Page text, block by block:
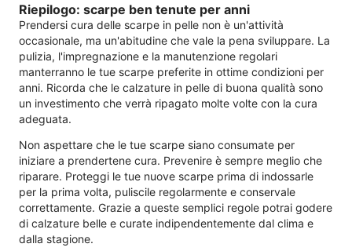
Riepilogo: scarpe ben tenute per anni
Prendersi cura delle scarpe in pelle non è un'attività
occasionale, ma un'abitudine che vale la pena sviluppare. La
pulizia, l'impregnazione e la manutenzione regolari
manterranno le tue scarpe preferite in ottime condizioni per
anni. Ricorda che le calzature in pelle di buona qualità sono
un investimento che verrà ripagato molte volte con la cura
adeguata.
Non aspettare che le tue scarpe siano consumate per
iniziare a prendertene cura. Prevenire è sempre meglio che
riparare. Proteggi le tue nuove scarpe prima di indossarle
per la prima volta, puliscile regolarmente e conservale
correttamente. Grazie a queste semplici regole potrai godere
di calzature belle e curate indipendentemente dal clima e
dalla stagione.